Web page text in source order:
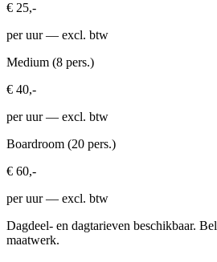
€ 25,-
per uur— excl. btw
Medium (8 pers.)
€ 40,-
per uur— excl. btw
Boardroom (20 pers.)
€ 60,-
per uur— excl. btw
Dagdeel- en dagtarieven beschikbaar. Bel
maatwerk.